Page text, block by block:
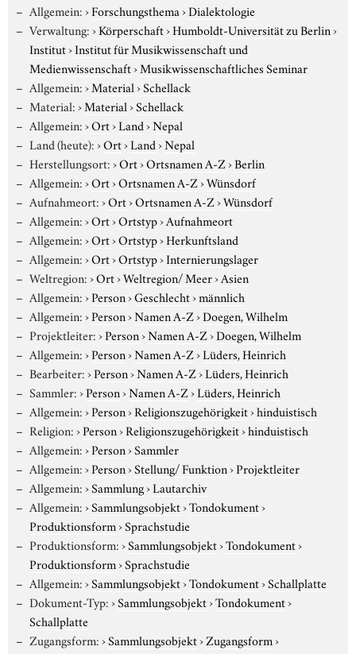
Allgemein:›Forschungsthema›Dialektologie
Verwaltung:›Körperschaft›Humboldt-Universität zu Berlin›
Institut›Institut für Musikwissenschaft und
Medienwissenschaft›Musikwissenschaftliches Seminar
Allgemein:›Material›Schellack
Material:›Material›Schellack
Allgemein:›Ort›Land›Nepal
Land (heute):›Ort›Land›Nepal
Herstellungsort:›Ort›Ortsnamen A-Z›Berlin
Allgemein:›Ort›Ortsnamen A-Z›Wünsdorf
Aufnahmeort:›Ort›Ortsnamen A-Z›Wünsdorf
Allgemein:›Ort›Ortstyp›Aufnahmeort
Allgemein:›Ort›Ortstyp›Herkunftsland
Allgemein:›Ort›Ortstyp›Internierungslager
Weltregion:›Ort›Weltregion/ Meer›Asien
Allgemein:›Person›Geschlecht›männlich
Allgemein:›Person›Namen A-Z›Doegen, Wilhelm
Projektleiter:›Person›Namen A-Z›Doegen, Wilhelm
Allgemein:›Person›Namen A-Z›Lüders, Heinrich
Bearbeiter:›Person›Namen A-Z›Lüders, Heinrich
Sammler:›Person›Namen A-Z›Lüders, Heinrich
Allgemein:›Person›Religionszugehörigkeit›hinduistisch
Religion:›Person›Religionszugehörigkeit›hinduistisch
Allgemein:›Person›Sammler
Allgemein:›Person›Stellung/ Funktion›Projektleiter
Allgemein:›Sammlung›Lautarchiv
Allgemein:›Sammlungsobjekt›Tondokument›
Produktionsform›Sprachstudie
Produktionsform:›Sammlungsobjekt›Tondokument›
Produktionsform›Sprachstudie
Allgemein:›Sammlungsobjekt›Tondokument›Schallplatte
Dokument-Typ:›Sammlungsobjekt›Tondokument›
Schallplatte
Zugangsform:›Sammlungsobjekt›Zugangsform›